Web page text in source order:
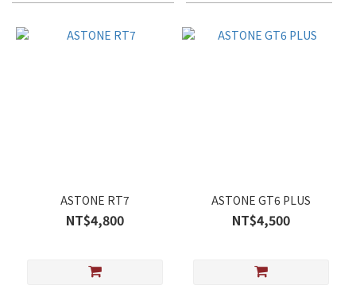
ASTONE RT7
NT$4,800
ASTONE GT6 PLUS
NT$4,500